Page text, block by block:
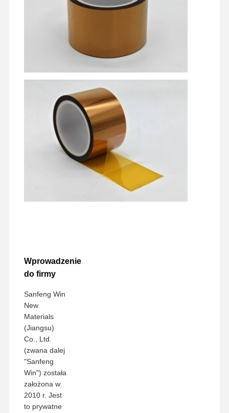
Wprowadzenie
do firmy
Sanfeng Win
New
Materials
(Jiangsu)
Co., Ltd.
(zwana dalej
"Sanfeng
Win") została
założona w
2010 r. Jest
to prywatne